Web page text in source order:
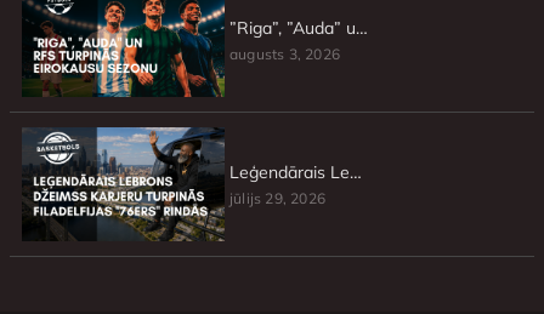
”Riga”, ”Auda” un RFS turpinās Eirokausu sezonu
augusts 3, 2026
Leģendārais Lebrons Džeimss karjeru turpinās Filadelfijas ”76ers” rindās
jūlijs 29, 2026